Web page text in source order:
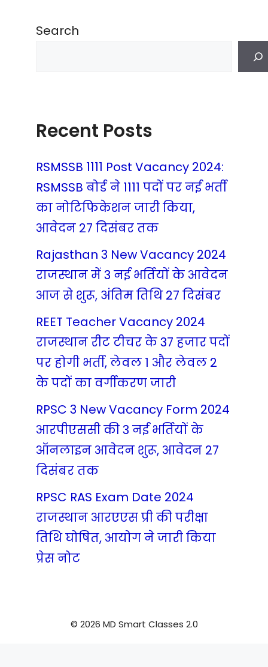
Search
Recent Posts
RSMSSB 1111 Post Vacancy 2024:
RSMSSB बोर्ड ने 1111 पदों पर नई भर्ती
का नोटिफिकेशन जारी किया,
आवेदन 27 दिसंबर तक
Rajasthan 3 New Vacancy 2024
राजस्थान में 3 नई भर्तियों के आवेदन
आज से शुरू, अंतिम तिथि 27 दिसंबर
REET Teacher Vacancy 2024
राजस्थान रीट टीचर के 37 हजार पदों
पर होगी भर्ती, लेवल 1 और लेवल 2
के पदों का वर्गीकरण जारी
RPSC 3 New Vacancy Form 2024
आरपीएससी की 3 नई भर्तियों के
ऑनलाइन आवेदन शुरू, आवेदन 27
दिसंबर तक
RPSC RAS Exam Date 2024
राजस्थान आरएएस प्री की परीक्षा
तिथि घोषित, आयोग ने जारी किया
प्रेस नोट
© 2026 MD Smart Classes 2.0